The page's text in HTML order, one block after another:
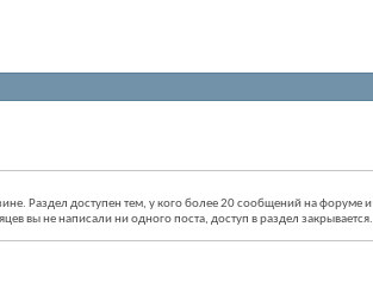
Раздел доступен тем, у кого более 20 сообщений на форуме и
вы не написали ни одного поста, доступ в раздел закрывается.